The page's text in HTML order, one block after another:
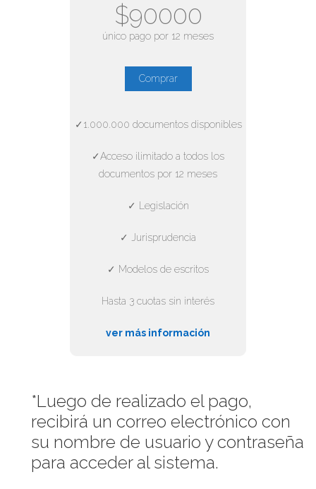
$90000
único pago por 12 meses
Comprar
✓1.000.000 documentos disponibles
✓Acceso ilimitado a todos los
documentos por 12 meses
✓ Legislación
✓ Jurisprudencia
✓ Modelos de escritos
Hasta 3 cuotas sin interés
ver más información
*Luego de realizado el pago,
recibirá un correo electrónico con
su nombre de usuario y contraseña
para acceder al sistema.